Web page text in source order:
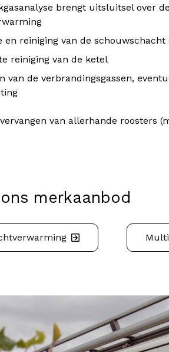
brengt uitsluitsel over
en reiniging van de
reiniging van de ketel
van de verbrandingsgassen,
van allerhande roosters
merkaanbod